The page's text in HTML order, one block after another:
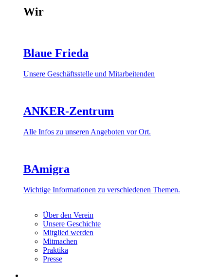
Wir
Blaue Frieda
Unsere Geschäftsstelle und Mitarbeitenden
ANKER-Zentrum
Alle Infos zu unseren Angeboten vor Ort.
BAmigra
Wichtige Informationen zu verschiedenen Themen.
Über den Verein
Unsere Geschichte
Mitglied werden
Mitmachen
Praktika
Presse